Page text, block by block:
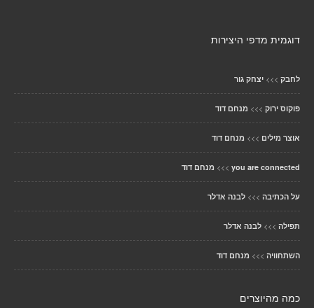
דוגמית מדפי היצירות
לחבק >>> יצחק גור
פוקוס ירוק >>> מנחם דוד
אוצר מילים >>> מנחם דוד
you are connected
>>> מנחם דוד
על הכתיבה >>> לבנה אדלר
תפילה >>> לבנה אדלר
השתחוויה >>> מנחם דוד
כמה מהיוצרים